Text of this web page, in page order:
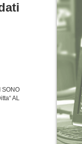
SONO
AL